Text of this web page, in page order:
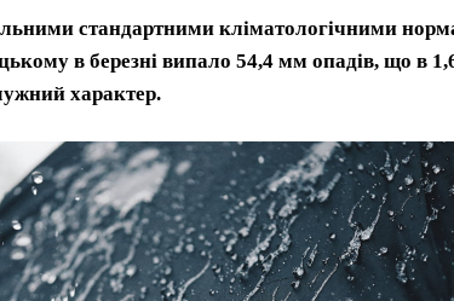
стандартними кліматологічними
в березні випало 54,4 мм опадів, що в
характер.